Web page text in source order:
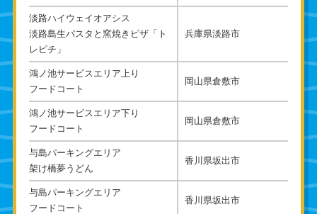
淡路ハイウェイオアシス
淡路島生パスタと窯焼きピザ「ト
レピチ」
兵庫県淡路市
鴻ノ池サービスエリア上り
フードコート
岡山県倉敷市
鴻ノ池サービスエリア下り
フードコート
岡山県倉敷市
与島パーキングエリア
架け橋夢うどん
香川県坂出市
与島パーキングエリア
フードコート
香川県坂出市